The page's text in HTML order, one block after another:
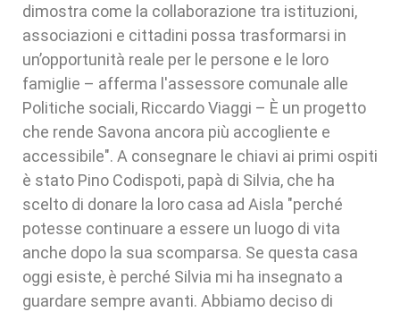
dimostra come la collaborazione tra istituzioni,
associazioni e cittadini possa trasformarsi in
un’opportunità reale per le persone e le loro
famiglie – afferma l'assessore comunale alle
Politiche sociali, Riccardo Viaggi – È un progetto
che rende Savona ancora più accogliente e
accessibile". A consegnare le chiavi ai primi ospiti
è stato Pino Codispoti, papà di Silvia, che ha
scelto di donare la loro casa ad Aisla "perché
potesse continuare a essere un luogo di vita
anche dopo la sua scomparsa. Se questa casa
oggi esiste, è perché Silvia mi ha insegnato a
guardare sempre avanti. Abbiamo deciso di